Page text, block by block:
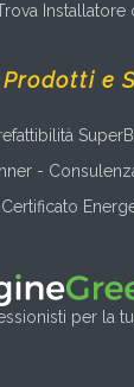
Installatore
Prodotti e
-
Certificato
per la